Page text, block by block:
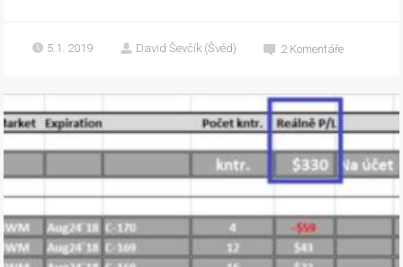
5.1. 2019 David Ševčík (Švéd) 2 Komentáře